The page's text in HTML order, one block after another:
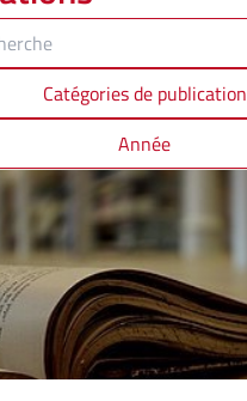
Catégories de publication
Année